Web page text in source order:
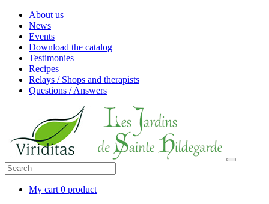
About us
News
Events
Download the catalog
Testimonies
Recipes
Relays / Shops and therapists
Questions / Answers
My cart 0 product